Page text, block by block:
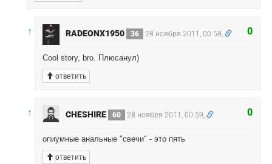
↑ 0
RADEONX1950 36 28 ноября 2011, 00:58,
Cool story, bro. Плюсанул)
ответить
↑ 0
CHESHIRE 60 28 ноября 2011, 00:59,
опиумные анальные "свечи" - это пять
ответить